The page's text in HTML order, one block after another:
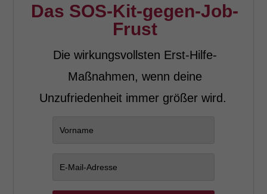
Das SOS-Kit-gegen-Job-
Frust
Die wirkungsvollsten Erst-Hilfe-
Maßnahmen, wenn deine
Unzufriedenheit immer größer wird.